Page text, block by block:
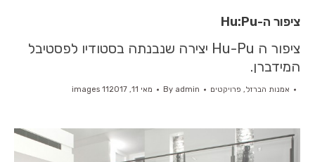
ציפור ה-Hu:Pu
ציפור ה Hu-Pu יצירה שנבנתה בסטודיו לפסטיבל
המידברן.
אמנות הברזל, פרויקטים By admin מאי 11, 2017 11 images